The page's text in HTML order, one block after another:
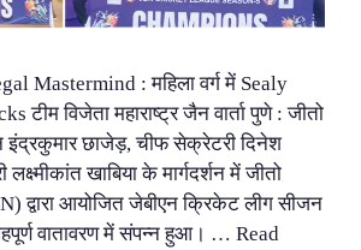
Mastermind : महिला वर्ग में Sealy
टीम विजेता महाराष्ट्र जैन वार्ता पुणे : जीतो
छाजेड़, चीफ सेक्रेटरी दिनेश
खाबिया के मार्गदर्शन में जीतो
द्वारा आयोजित जेबीएन क्रिकेट लीग सीजन
वातावरण में संपन्न हुआ। … Read